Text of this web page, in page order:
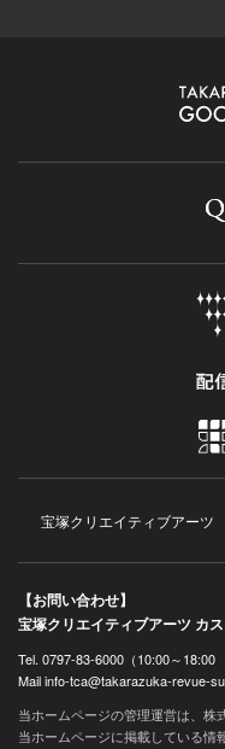
宝塚クリエイティブアーツ
【お問い合わせ】
宝塚クリエイティブアーツ カ
Tel. 0797-83-6000（10:00～18:00
Mail info-tca@takarazuka-revue-
当ホームページの管理運営は、株
当ホームページに掲載している情